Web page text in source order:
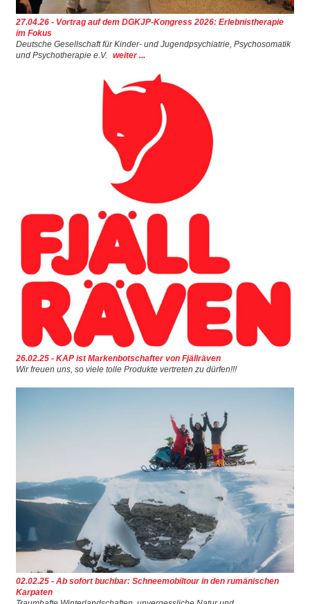
27.04.26 - Vortrag auf dem DGKJP-Kongress 2026: Erlebnistherapie
im Fokus
Deutsche Gesellschaft für Kinder- und Jugendpsychiatrie, Psychosomatik
und Psychotherapie e.V.
weiter ...
26.02.25 - KAP ist Markenbotschafter von Fjällräven
Wir freuen uns, so viele tolle Produkte vertreten zu dürfen!!!
02.02.25 - Ab sofort buchbar: Schneemobiltour in den rumänischen
Karpaten